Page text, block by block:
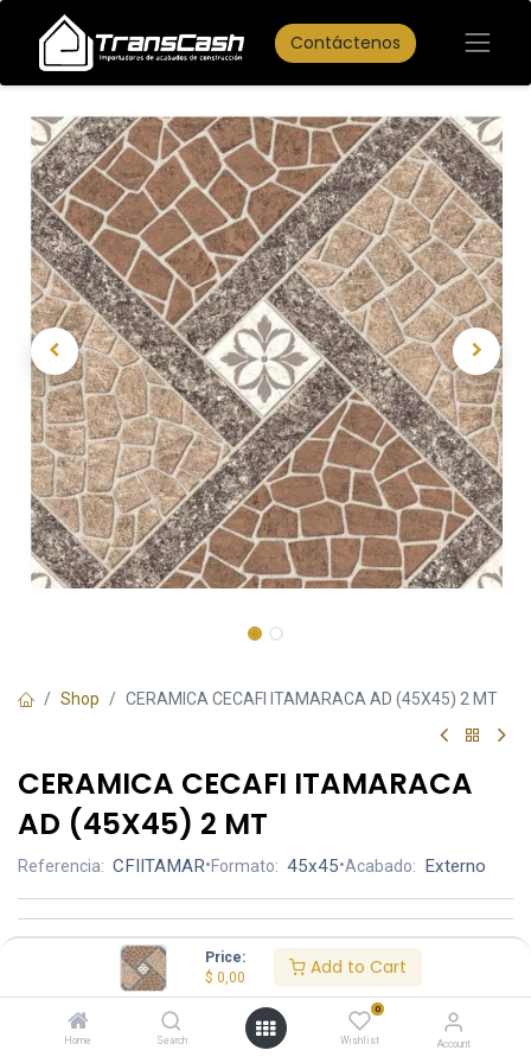
Price:
$ 0,00 Add to Cart
Home Search
0
Wishlist Account
Contáctenos
Shop CERAMICA CECAFI ITAMARACA AD (45X45) 2 MT
CERAMICA CECAFI ITAMARACA
AD (45X45) 2 MT
Referencia: CFIITAMAR•Formato: 45x45•Acabado: Externo
Precio por caja: $ 8.56 cubre 2.03 m²
MT2:$ 4.23